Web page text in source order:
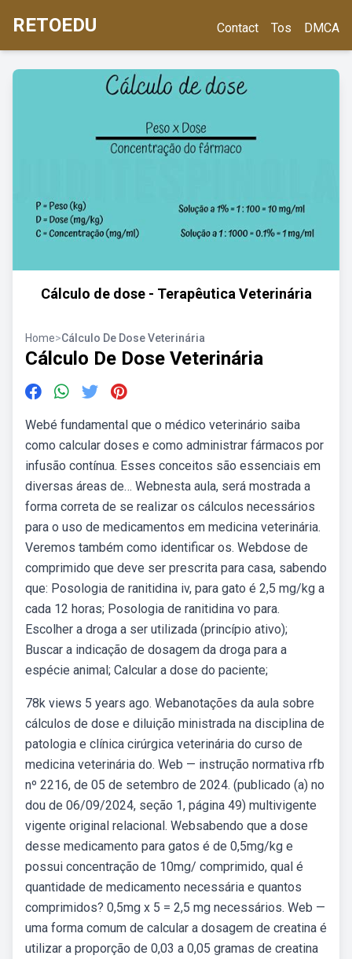
RETOEDU Contact Tos DMCA
Cálculo de dose - Terapêutica Veterinária
Home>Cálculo De Dose Veterinária
Cálculo De Dose Veterinária
Webé fundamental que o médico veterinário saiba
como calcular doses e como administrar fármacos por
infusão contínua. Esses conceitos são essenciais em
diversas áreas de… Webnesta aula, será mostrada a
forma correta de se realizar os cálculos necessários
para o uso de medicamentos em medicina veterinária.
Veremos também como identificar os. Webdose de
comprimido que deve ser prescrita para casa, sabendo
que: Posologia de ranitidina iv, para gato é 2,5 mg/kg a
cada 12 horas; Posologia de ranitidina vo para.
Escolher a droga a ser utilizada (princípio ativo);
Buscar a indicação de dosagem da droga para a
espécie animal; Calcular a dose do paciente;
78k views 5 years ago. Webanotações da aula sobre
cálculos de dose e diluição ministrada na disciplina de
patologia e clínica cirúrgica veterinária do curso de
medicina veterinária do. Web — instrução normativa rfb
nº 2216, de 05 de setembro de 2024. (publicado (a) no
dou de 06/09/2024, seção 1, página 49) multivigente
vigente original relacional. Websabendo que a dose
desse medicamento para gatos é de 0,5mg/kg e
possui concentração de 10mg/ comprimido, qual é
quantidade de medicamento necessária e quantos
comprimidos? 0,5mg x 5 = 2,5 mg necessários. Web —
uma forma comum de calcular a dosagem de creatina é
utilizar a proporção de 0,03 a 0,05 gramas de creatina